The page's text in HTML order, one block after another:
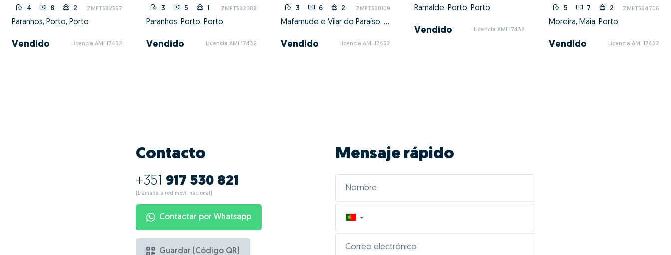
4 8 2 3
ZMPT582567
Paranhos, Porto, Porto
Vendido Licencia AMI 17432
3 5 1 ZMPT582088
Paranhos, Porto, Porto
Vendido Licencia AMI 17432
3 6 2 ZMPT580109
Mafamude e Vilar do Paraíso, Vila Nova de Gaia, Porto
Vendido Licencia AMI 17432
Ramalde, Porto, Porto
Vendido Licencia AMI 17432
5 7 2 ZMPT564706
Moreira, Maia, Porto
Vendido Licencia AMI 17432
Contacto
+351 917 530 821
(Llamada a red móvil nacional)
Contactar por Whatsapp
Guardar (Código QR)
Mensaje rápido
▼